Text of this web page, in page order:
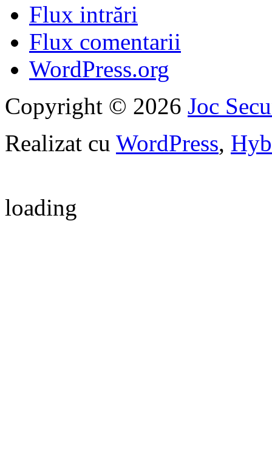
Flux intrări
Flux comentarii
WordPress.org
Copyright © 2026 Joc
Realizat cu WordPress,
loading